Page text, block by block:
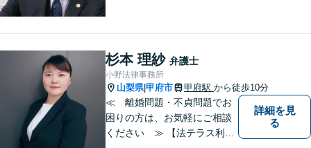
さい。
杉本 理紗 弁護士
小野法律事務所
山梨県|甲府市 甲府駅 から徒歩10分
≪ 離婚問題・不貞問題でお
困りの方は、お気軽にご相談
ください ≫ 【法テラス利用
詳細を見
る